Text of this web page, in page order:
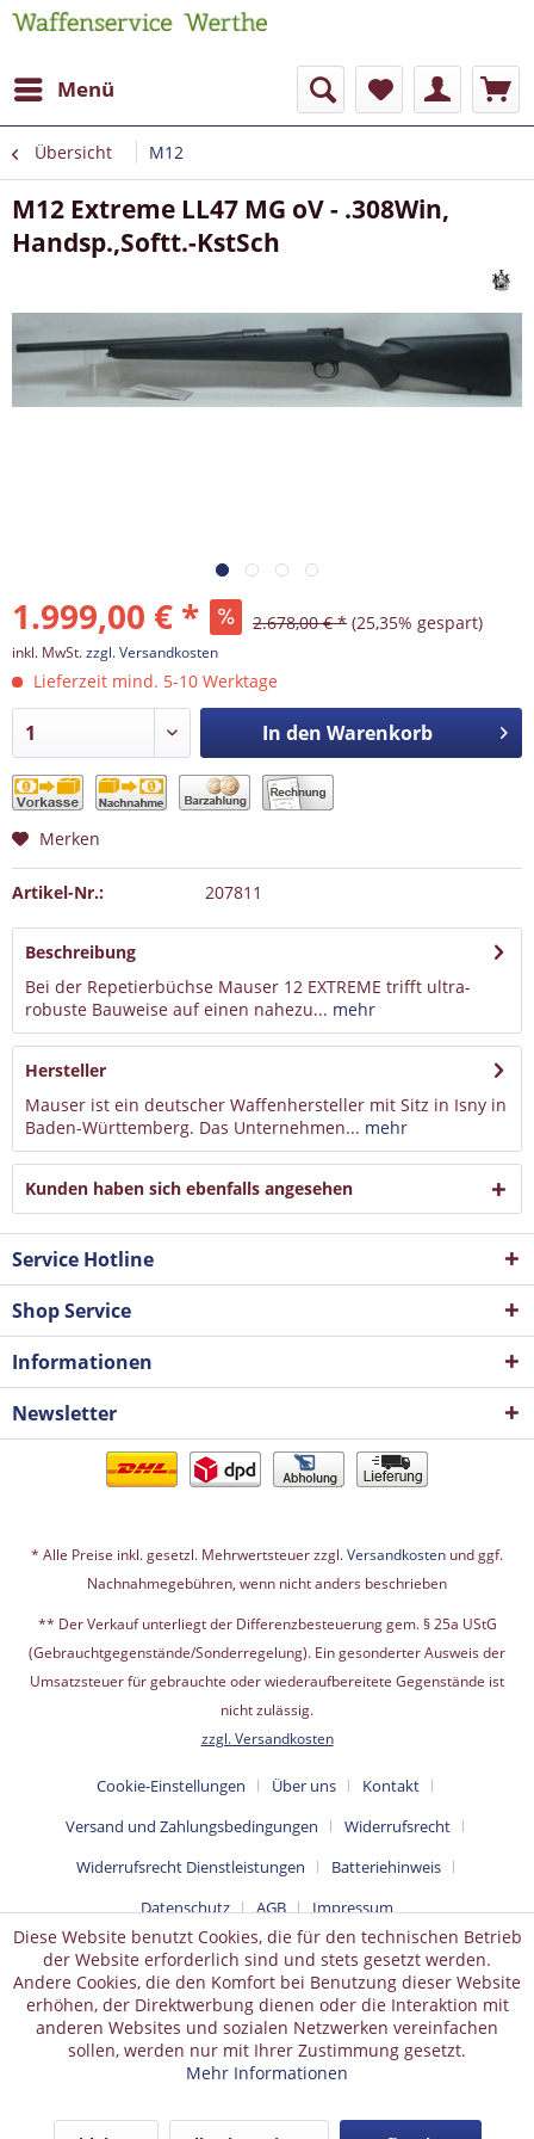
Menü
Übersicht M12
M12 Extreme LL47 MG oV - .308Win,
Handsp.,Softt.-KstSch
1.999,00 € * 2.678,00 € * (25,35% gespart)
inkl. MwSt.zzgl. Versandkosten
Lieferzeit mind. 5-10 Werktage
In den Warenkorb
Merken
Artikel-Nr.: 207811
Beschreibung
Bei der Repetierbüchse Mauser 12 EXTREME trifft ultra-
robuste Bauweise auf einen nahezu... mehr
Hersteller
Mauser ist ein deutscher Waffenhersteller mit Sitz in Isny in
Baden-Württemberg. Das Unternehmen... mehr
Kunden haben sich ebenfalls angesehen
Service Hotline
Shop Service
Informationen
Newsletter
* Alle Preise inkl. gesetzl. Mehrwertsteuer zzgl.Versandkosten und ggf.
Nachnahmegebühren, wenn nicht anders beschrieben
** Der Verkauf unterliegt der Differenzbesteuerung gem. § 25a UStG
(Gebrauchtgegenstände/Sonderregelung). Ein gesonderter Ausweis der
Umsatzsteuer für gebrauchte oder wiederaufbereitete Gegenstände ist
nicht zulässig.
zzgl. Versandkosten
Cookie-Einstellungen Über uns
Kontakt
Versand und Zahlungsbedingungen
Widerrufsrecht
Widerrufsrecht Dienstleistungen
Batteriehinweis
Datenschutz
AGB Impressum
Diese Website benutzt Cookies, die für den technischen Betrieb
der Website erforderlich sind und stets gesetzt werden.
Andere Cookies, die den Komfort bei Benutzung dieser Website
erhöhen, der Direktwerbung dienen oder die Interaktion mit
anderen Websites und sozialen Netzwerken vereinfachen
sollen, werden nur mit Ihrer Zustimmung gesetzt.
Mehr Informationen